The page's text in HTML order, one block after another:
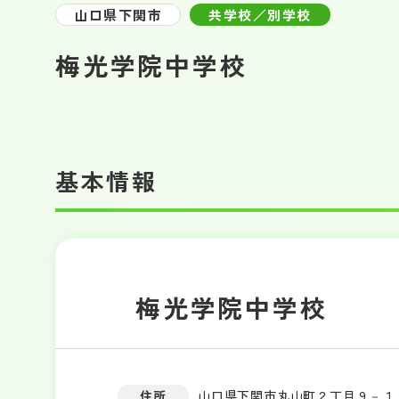
山口県下関市 共学校／別学校
梅光学院中学校
基本情報
梅光学院中学校
住所 山口県下関市丸山町２丁目９－１